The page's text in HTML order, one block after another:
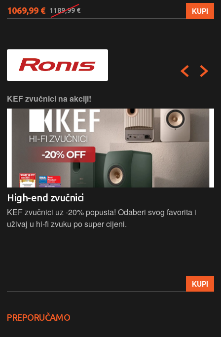
1069,99 € 1189,99 € KUPI
KEF zvučnici na akciji!
High-end zvučnici
KEF zvučnici uz -20% popusta! Odaberi svog favorita i
uživaj u hi-fi zvuku po super cijeni.
KUPI
PREPORUČAMO